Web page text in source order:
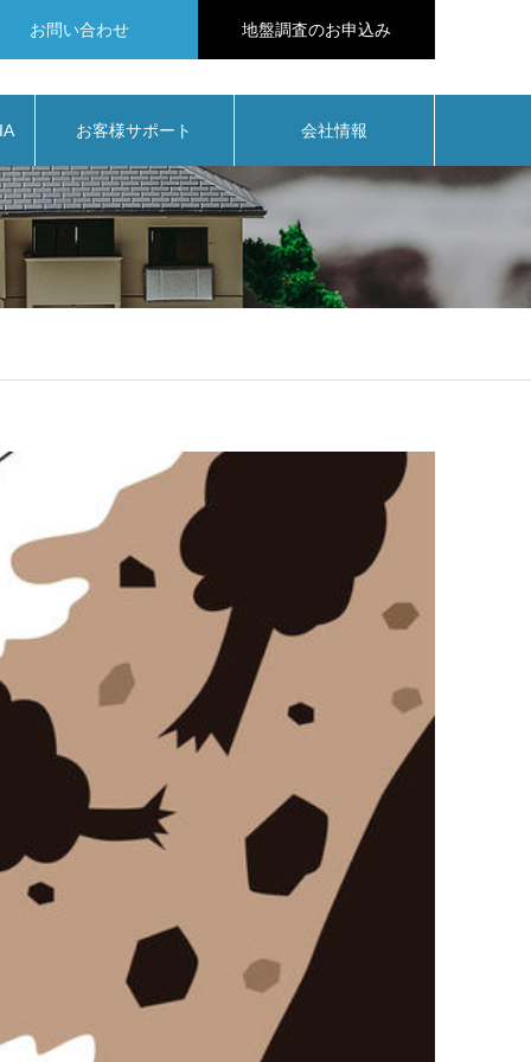
お問い合わせ 地盤調査のお申込み
お客様サポート 会社情報